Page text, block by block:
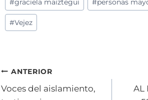
#graciela maiztegui #personas
#Vejez
Navegación
de
ANTERIOR
Voces del aislamiento,
AL